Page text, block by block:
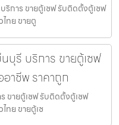
ริการ ขายตู้เซฟ รับติดตั้งตู้เซฟ
ทย ขายตู
บุรี บริการ ขายตู้เซฟ
าชีพ ราคาถูก
ขายตู้เซฟ รับติดตั้งตู้เซฟ
ทย ขายตู้เซ